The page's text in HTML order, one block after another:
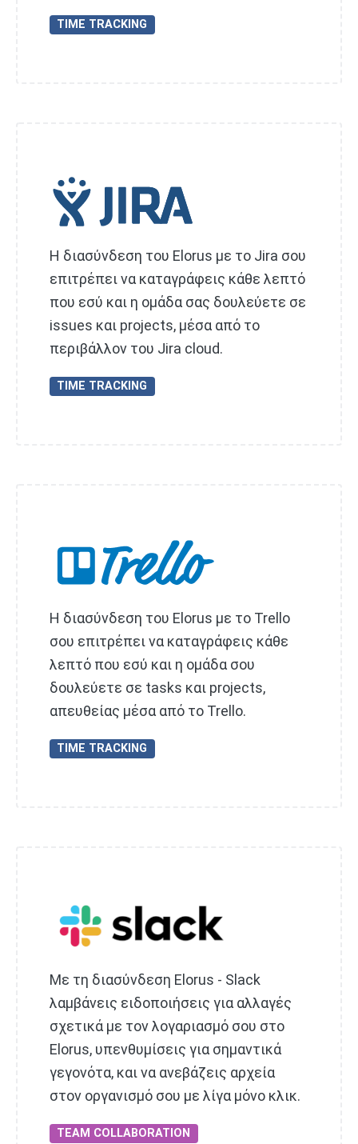
TIME TRACKING
Η διασύνδεση του Elorus με το Jira σου
επιτρέπει να καταγράφεις κάθε λεπτό
που εσύ και η ομάδα σας δουλεύετε σε
issues και projects, μέσα από το
περιβάλλον του Jira cloud.
TIME TRACKING
Η διασύνδεση του Elorus με το Trello
σου επιτρέπει να καταγράφεις κάθε
λεπτό που εσύ και η ομάδα σου
δουλεύετε σε tasks και projects,
απευθείας μέσα από το Trello.
TIME TRACKING
Με τη διασύνδεση Elorus - Slack
λαμβάνεις ειδοποιήσεις για αλλαγές
σχετικά με τον λογαριασμό σου στο
Elorus, υπενθυμίσεις για σημαντικά
γεγονότα, και να ανεβάζεις αρχεία
στον οργανισμό σου με λίγα μόνο κλικ.
TEAM COLLABORATION